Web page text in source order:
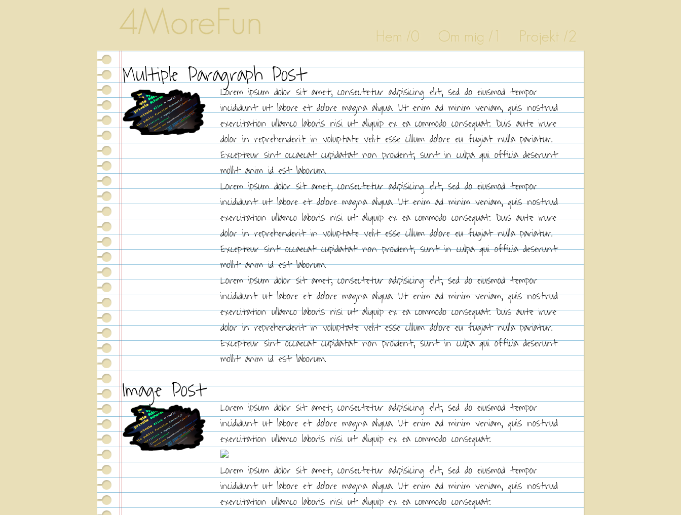
Hem /0 Om mig /1 Projekt /2
Multiple Paragraph Post
Lorem ipsum dolor sit amet, consectetur adipisicing elit, sed do eiusmod tempor
incididunt ut labore et dolore magna aliqua. Ut enim ad minim veniam, quis nostrud
exercitation ullamco laboris nisi ut aliquip ex ea commodo consequat. Duis aute irure
dolor in reprehenderit in voluptate velit esse cillum dolore eu fugiat nulla pariatur.
Excepteur sint occaecat cupidatat non proident, sunt in culpa qui officia deserunt
mollit anim id est laborum.
Lorem ipsum dolor sit amet, consectetur adipisicing elit, sed do eiusmod tempor
incididunt ut labore et dolore magna aliqua. Ut enim ad minim veniam, quis nostrud
exercitation ullamco laboris nisi ut aliquip ex ea commodo consequat. Duis aute irure
dolor in reprehenderit in voluptate velit esse cillum dolore eu fugiat nulla pariatur.
Excepteur sint occaecat cupidatat non proident, sunt in culpa qui officia deserunt
mollit anim id est laborum.
Lorem ipsum dolor sit amet, consectetur adipisicing elit, sed do eiusmod tempor
incididunt ut labore et dolore magna aliqua. Ut enim ad minim veniam, quis nostrud
exercitation ullamco laboris nisi ut aliquip ex ea commodo consequat. Duis aute irure
dolor in reprehenderit in voluptate velit esse cillum dolore eu fugiat nulla pariatur.
Excepteur sint occaecat cupidatat non proident, sunt in culpa qui officia deserunt
mollit anim id est laborum.
Image Post
Lorem ipsum dolor sit amet, consectetur adipisicing elit, sed do eiusmod tempor
incididunt ut labore et dolore magna aliqua. Ut enim ad minim veniam, quis nostrud
exercitation ullamco laboris nisi ut aliquip ex ea commodo consequat.
Lorem ipsum dolor sit amet, consectetur adipisicing elit, sed do eiusmod tempor
incididunt ut labore et dolore magna aliqua. Ut enim ad minim veniam, quis nostrud
exercitation ullamco laboris nisi ut aliquip ex ea commodo consequat.